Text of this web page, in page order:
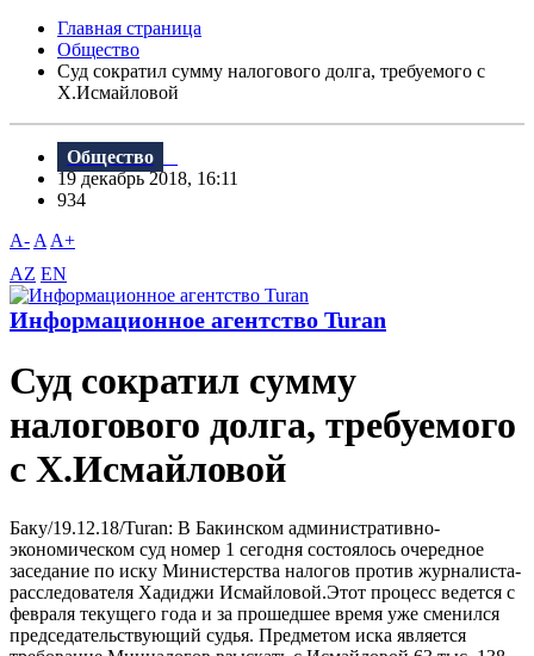
Главная страница
Общество
Суд сократил сумму налогового долга, требуемого с
Х.Исмайловой
Общество
19 декабрь 2018, 16:11
934
A- A A+
AZ EN
Информационное агентство Turan
Суд сократил сумму
налогового долга, требуемого
с Х.Исмайловой
Баку/19.12.18/Turan: B Бакинском административно-
экономическом суд номер 1 сегодня состоялось очередное
заседание по иску Министерства налогов против журналиста-
расследователя Хадиджи Исмайловой.Этот процесс ведется с
февраля текущего года и за прошедшее время уже сменился
председательствующий судья. Предметом иска является